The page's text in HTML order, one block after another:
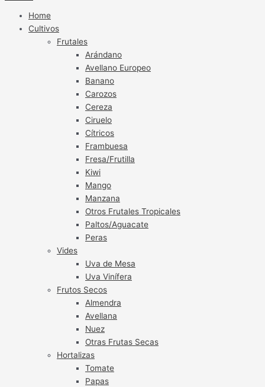
Home
Cultivos
Frutales
Arándano
Avellano Europeo
Banano
Carozos
Cereza
Ciruelo
Cítricos
Frambuesa
Fresa/Frutilla
Kiwi
Mango
Manzana
Otros Frutales Tropicales
Paltos/Aguacate
Peras
Vides
Uva de Mesa
Uva Vinífera
Frutos Secos
Almendra
Avellana
Nuez
Otras Frutas Secas
Hortalizas
Tomate
Papas